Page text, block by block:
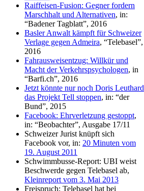
Raiffeisen-Fusion: Gegner fordern
Marschhalt und Alternativen, in:
“Badener Tagblatt”, 2016
Basler Anwalt kämpft für Schweizer
Verlage gegen Admeira, “Telebasel”,
2016
Fahrausweisentzug: Willkür und
Macht der Verkehrspsychologen, in
“Barfi.ch”, 2016
Jetzt könnte nur noch Doris Leuthard
das Projekt Tell stoppen, in: “der
Bund”, 2015
Facebook: Ehrverletzung gestoppt,
in: “Beobachter”, Ausgabe 17/11
Schweizer Jurist knüpft sich
Facebook vor, in: 20 Minuten vom
19. August 2011
Schwimmbusse-Report: UBI weist
Beschwerde gegen Telebasel ab,
Kleinreport vom 3. Mai 2013
Freispruch: Telebasel hat bei